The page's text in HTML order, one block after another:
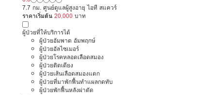
7.7 กม. ศูนย์ดูแลผู้สูงอายุ ไอที สแควร์
ราคาเริ่มต้น 20,000 บาท
ผู้ป่วยที่ให้บริการได้
ผู้ป่วยอัมพาต อัมพฤกษ์
ผู้ป่วยอัลไซเมอร์
ผู้ป่วยโรคหลอดเลือดสมอง
ผู้ป่วยติดเตียง
ผู้ป่วยเส้นเลือดสมองแตก
ผู้ป่วยที่มาพักฟื้นทำแผลกดทับ
ผู้ป่วยพักฟื้นหลังผ่าตัด